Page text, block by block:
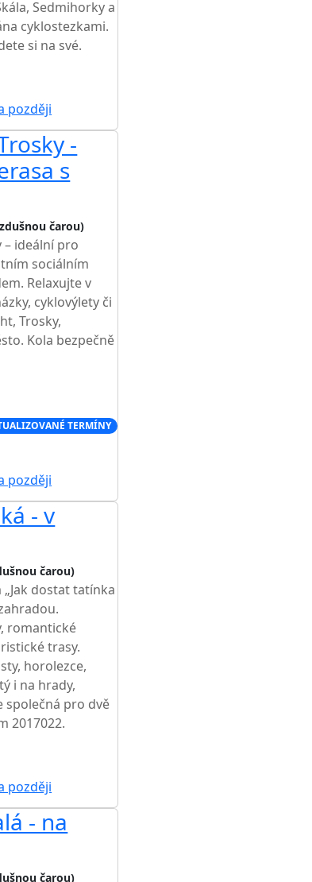
Sedmihorky a
cyklostezkami.
si na své.
později
-
s
čarou)
– ideální pro
sociálním
Relaxujte v
cyklovýlety či
Trosky,
Kola bezpečně
TERMÍNY
později
- v
čarou)
dostat tatínka
romantické
trasy.
horolezce,
i na hrady,
společná pro dvě
2017022.
později
- na
čarou)